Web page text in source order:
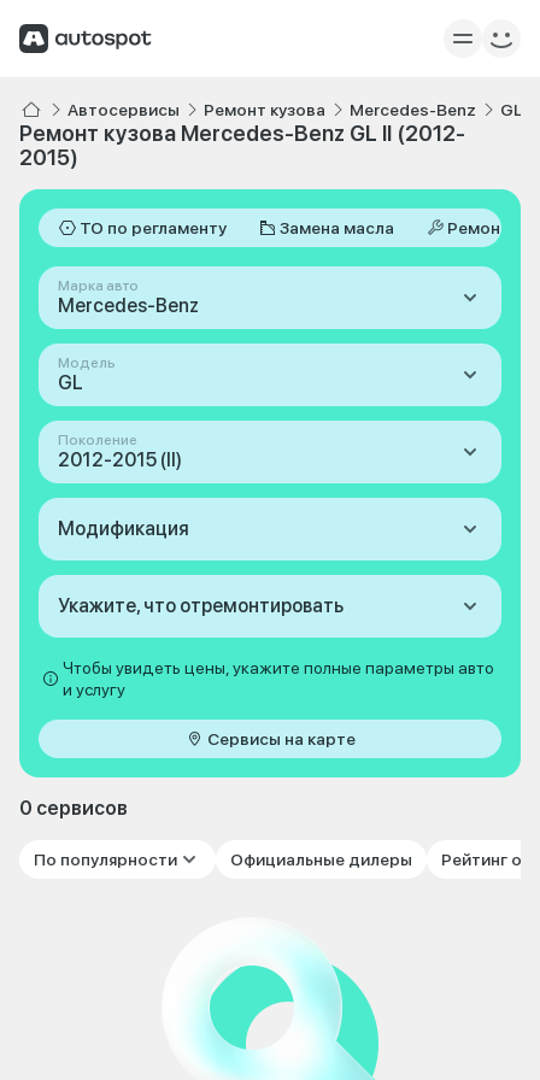
Автосервисы Ремонт кузова Mercedes-Benz GL
Ремонт кузова Mercedes-Benz GL II (2012-
2015)
ТО по регламенту Замена масла Ремонт
Марка авто
Mercedes-Benz
Модель
GL
Поколение
2012-2015 (II)
Модификация
Укажите, что отремонтировать
Чтобы увидеть цены, укажите полные параметры авто
и услугу
Сервисы на карте
0 сервисов
По популярности Официальные дилеры Рейтинг